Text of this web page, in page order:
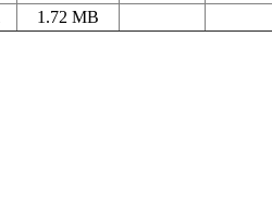
1.72 MB